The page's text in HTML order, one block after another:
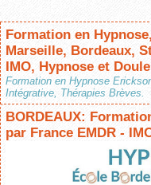
Formation en
Marseille, Bordeaux,
IMO, Hypnose et
Formation en Hypnose
Intégrative, Thérapies Brèves.
BORDEAUX:
par France EMDR -